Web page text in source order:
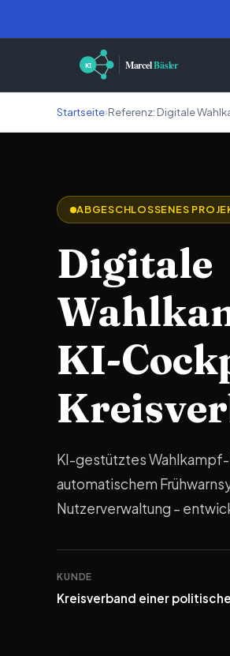
Startseite›Referenz: Digitale
ABGESCHLOSSENES
Digitale
KI-
KI-gestütztes
automatischem
Nutzerverwaltung –
KUNDE
Kreisverband einer